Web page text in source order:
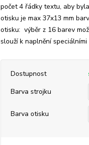
počet 4 řádky textu, aby
otisku je max 37x13 mm
otisku: výběr z 16 barev
slouží k naplnění speciálními
Dostupnost
Barva strojku
Barva otisku